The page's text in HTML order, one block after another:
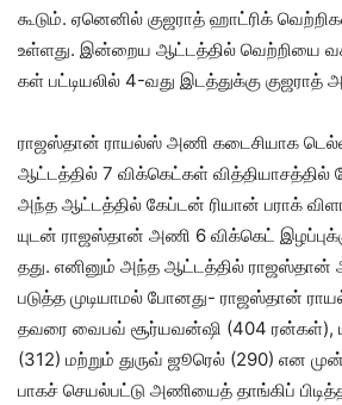
கூடும். ஏனெனில் குஜ​ராத் ஹாட்​ரிக்
உள்​ளது. இன்​றைய ஆட்​டத்​தில் வெற்​றியை
கள் பட்​டியலில் 4-வது இடத்​துக்கு குஜ​ராத்
ராஜஸ்​தான் ராயல்ஸ் அணி கடைசி​யாக
ஆட்​டத்​தில் 7 விக்​கெட்​கள் வித்​தி​யாசத்​தில்
அந்த ஆட்​டத்​தில் கேப்​டன் ரியான் பராக்
யுடன் ராஜஸ்​தான் அணி 6 விக்​கெட்
தது. எனினும் அந்த ஆட்​டத்​தில்
படுத்த முடி​யாமல் போனது- ராஜஸ்​தான்
தவரை வைபவ் சூர்​ய​வன்ஷி (404
(312) மற்​றும் துருவ் ஜூரெல் (290) என
பாகச் செயல்​பட்டு அணியைத் தாங்​கிப்